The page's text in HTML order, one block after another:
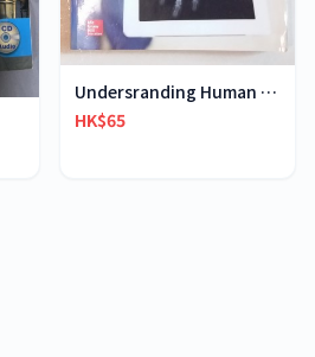
Undersranding Human Anatomy & Physiology
HK$65